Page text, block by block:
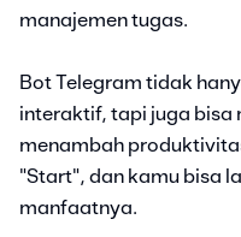
manajemen tugas.
Bot Telegram tidak
interaktif, tapi juga bisa
menambah
"Start", dan kamu bisa
manfaatnya.